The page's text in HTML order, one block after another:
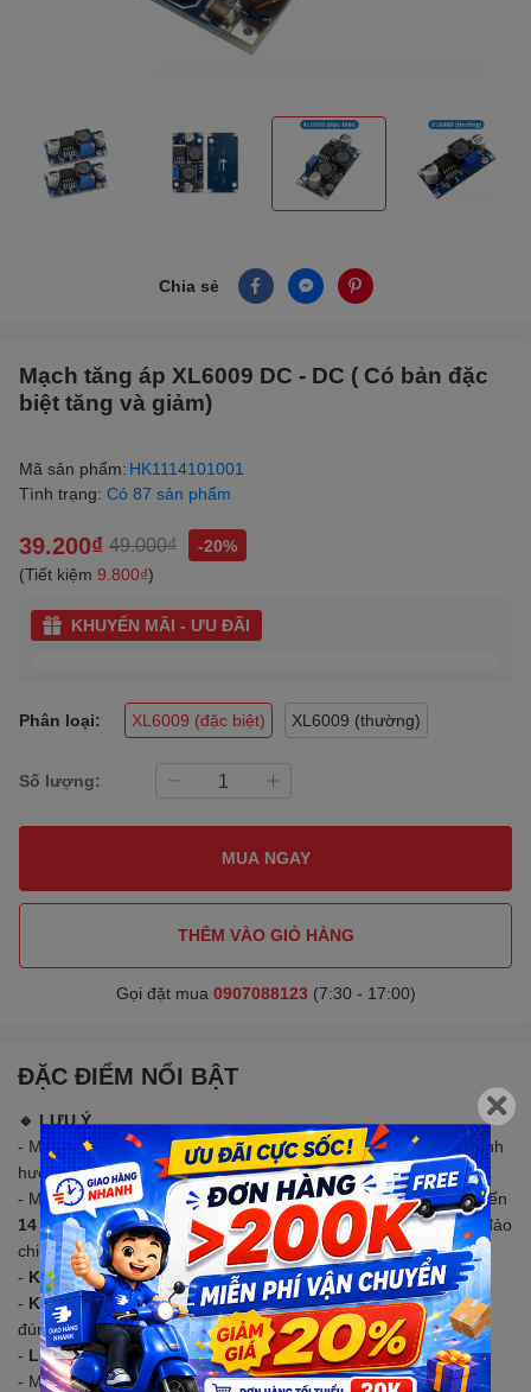
Chia sẻ
Mạch tăng áp XL6009 DC - DC ( Có bản đặc
biệt tăng và giảm)
Mã sản phẩm: HK1114101001
Tình trạng: Có 87 sản phẩm
39.200₫ 49.000₫
-20%
(Tiết kiệm 9.800₫)
KHUYẾN MÃI - ƯU ĐÃI
Phân loại: XL6009 (đặc biệt) XL6009 (thường)
Số lượng:
MUA NGAY
THÊM VÀO GIỎ HÀNG
Gọi đặt mua 0907088123 (7:30 - 17:00)
ĐẶC ĐIỂM NỔI BẬT
🔹 LƯU Ý
- Màu sắc hoặc linh kiện có thể thay đổi theo lô hàng (không ảnh
hưởng chức năng).
- Mạch dùng biến trở tinh chỉnh, cần xoay nhiều vòng (có thể đến
14 vòng). Nếu chưa thấy thay đổi điện áp, tiếp tục xoay hoặc đảo
chiều.
- Không dùng cho động cơ.
- Không có bảo vệ ngược áp/ ngắn mạch, cần cấp nguồn
đúng chiều.
- Luôn đo điện áp ra trước khi nối tảiđể tránh hư hỏng.
- Mạch Boost sẽ nóng khi hoạt động → cầntản nhiệt, đặc biệt